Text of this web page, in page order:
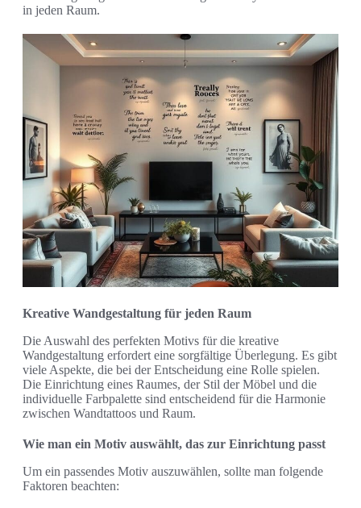
in jeden Raum.
Kreative Wandgestaltung für jeden Raum
Die Auswahl des perfekten Motivs für die kreative
Wandgestaltung erfordert eine sorgfältige Überlegung. Es gibt
viele Aspekte, die bei der Entscheidung eine Rolle spielen.
Die Einrichtung eines Raumes, der Stil der Möbel und die
individuelle Farbpalette sind entscheidend für die Harmonie
zwischen Wandtattoos und Raum.
Wie man ein Motiv auswählt, das zur Einrichtung passt
Um ein passendes Motiv auszuwählen, sollte man folgende
Faktoren beachten: